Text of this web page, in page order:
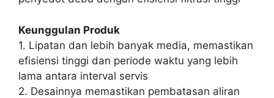
Keunggulan Produk
1. Lipatan dan lebih banyak media, memastikan
efisiensi tinggi dan periode waktu yang lebih
lama antara interval servis
2. Desainnya memastikan pembatasan aliran